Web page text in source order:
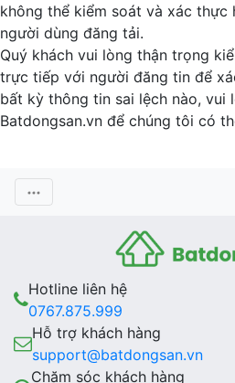
không thể kiểm soát và xác thực
người dùng đăng tải.
Quý khách vui lòng thận trọng
trực tiếp với người đăng tin để
bất kỳ thông tin sai lệch nào, vui
Batdongsan.vn để chúng tôi có
Hotline liên hệ
0767.875.999
Hỗ trợ khách hàng
support@batdongsan.vn
Chăm sóc khách hàng